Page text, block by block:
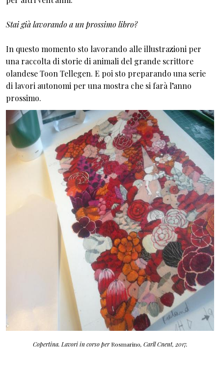
Stai già lavorando a un prossimo libro?
In questo momento sto lavorando alle illustrazioni per
una raccolta di storie di animali del grande scrittore
olandese Toon Tellegen. E poi sto preparando una serie
di lavori autonomi per una mostra che si farà l’anno
prossimo.
Copertina. Lavori in corso perRosmarino, Carll Cneut, 2017.